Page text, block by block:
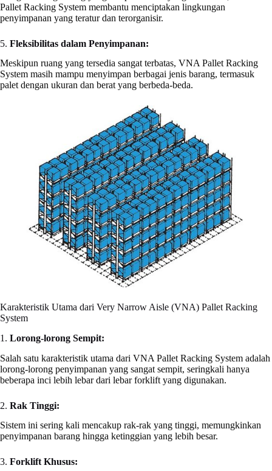
Pallet Racking System membantu menciptakan lingkungan
penyimpanan yang teratur dan terorganisir.
5. Fleksibilitas dalam Penyimpanan:
Meskipun ruang yang tersedia sangat terbatas, VNA Pallet Racking
System masih mampu menyimpan berbagai jenis barang, termasuk
palet dengan ukuran dan berat yang berbeda-beda.
Karakteristik Utama dari Very Narrow Aisle (VNA) Pallet Racking
System
1. Lorong-lorong Sempit:
Salah satu karakteristik utama dari VNA Pallet Racking System adalah
lorong-lorong penyimpanan yang sangat sempit, seringkali hanya
beberapa inci lebih lebar dari lebar forklift yang digunakan.
2. Rak Tinggi:
Sistem ini sering kali mencakup rak-rak yang tinggi, memungkinkan
penyimpanan barang hingga ketinggian yang lebih besar.
3. Forklift Khusus: